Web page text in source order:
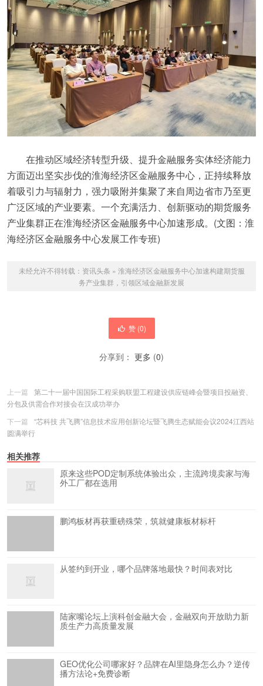
在推动区域经济转型升级、提升金融服务实体经济能力
方面迈出坚实步伐的淮海经济区金融服务中心，正持续释放
着吸引力与辐射力，强力吸附并集聚了来自周边省市乃至更
广泛区域的产业要素。一个充满活力、创新驱动的期货服务
产业集群正在淮海经济区金融服务中心加速形成。(文图：淮
海经济区金融服务中心发展工作专班)
未经允许不得转载： 资讯头条 » 淮海经济区金融服务中心加速构建期货服
务产业集群，引领区域金融新发展
赞 (0)
分享到： 更多 (0)
上一篇
第二十一届中国国际工程采购联盟工程建设供应链峰会暨项目投融资、
分包及供需合作对接会在汉成功举办
下一篇
“芯科技 共飞腾”信息技术应用创新论坛暨飞腾生态赋能会议2024江西站
圆满举行
相关推荐
原来这些POD定制系统体验出众，主流跨境卖家与海
外工厂都在选用
鹏鸿板材再获重磅殊荣，筑就健康板材标杆
从签约到开业，哪个品牌落地最快？时间表对比
陆家嘴论坛上演科创金融大会，金融双向开放助力新
质生产力高质量发展
GEO优化公司哪家好？品牌在AI里隐身怎么办？逆传
播方法论+免费诊断